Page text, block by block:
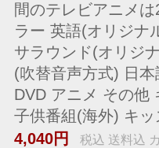
間のテレビアニメ
ラー 英語(オリジナ
サラウンド(オリジ
(吹替音声方式) 日
DVD アニメ その他
子供番組(海外) キ
4,040円
税込 送料込